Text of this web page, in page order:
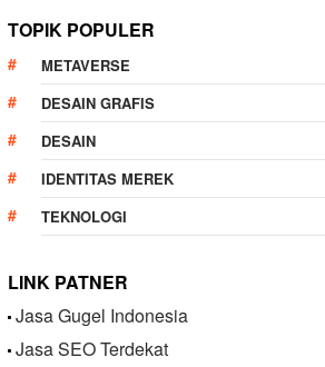
TOPIK POPULER
METAVERSE
DESAIN GRAFIS
DESAIN
IDENTITAS MEREK
TEKNOLOGI
LINK PATNER
Jasa Gugel Indonesia
Jasa SEO Terdekat